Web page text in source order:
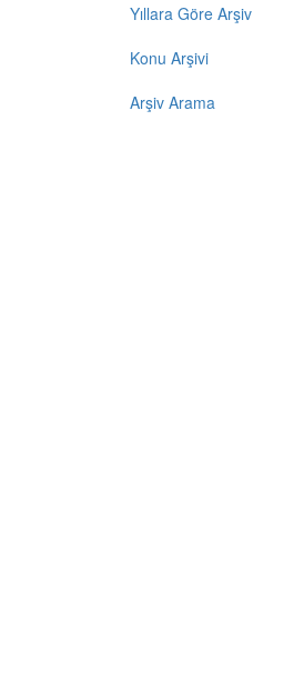
Yıllara Göre Arşiv
Konu Arşivi
Arşiv Arama